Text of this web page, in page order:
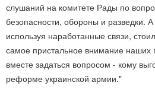
слушаний на комитете Рады по
безопасности, обороны и разведки.
используя наработанные связи,
самое пристальное внимание
вместе задаться вопросом - кому
реформе украинской армии."